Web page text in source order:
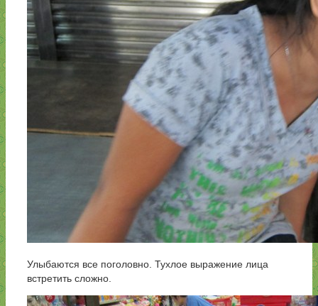
Улыбаются все поголовно. Тухлое выражение лица
встретить сложно.